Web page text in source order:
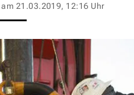
21.03.2019, 12:16 Uhr